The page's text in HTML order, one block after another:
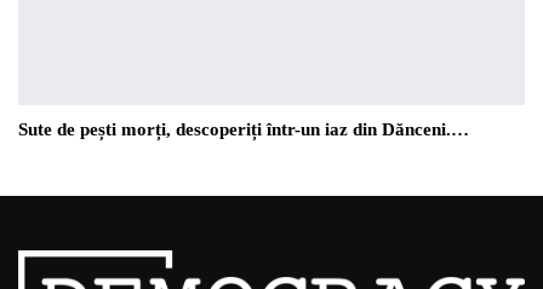
Sute de pești morți, descoperiți într-un iaz din Dănceni.…